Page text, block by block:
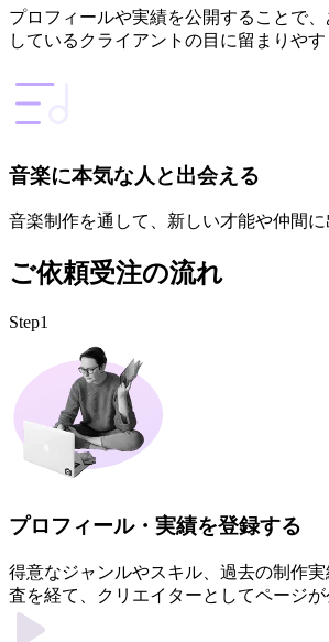
プロフィールや実績を公開することで
しているクライアントの目に留まりやす
音楽に本気な人と出会える
音楽制作を通して、新しい才能や仲間に
ご依頼受注の流れ
Step1
プロフィール・実績を登録する
得意なジャンルやスキル、過去の制作
査を経て、クリエイターとしてページが